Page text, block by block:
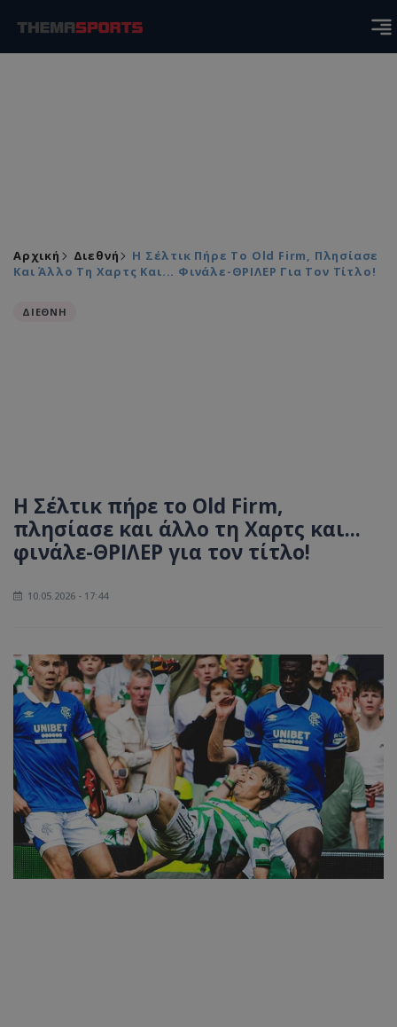
Αρχική Διεθνή
Η Σέλτικ Πήρε Το Old Firm, Πλησίασε
Και Άλλο Τη Χαρτς Και... Φινάλε-ΘΡΙΛΕΡ Για Τον Τίτλο!
ΔΙΕΘΝΗ
Η Σέλτικ πήρε το Old Firm,
πλησίασε και άλλο τη Χαρτς και...
φινάλε-ΘΡΙΛΕΡ για τον τίτλο!
10.05.2026 - 17:44